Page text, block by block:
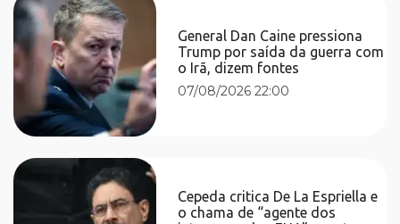
General Dan Caine pressiona
Trump por saída da guerra com
o Irã, dizem fontes
07/08/2026 22:00
Cepeda critica De La Espriella e
o chama de “agente dos